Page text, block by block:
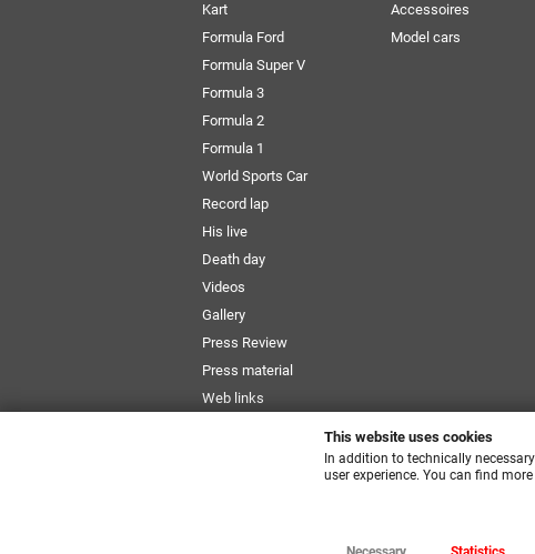
Kart
Formula Ford
Formula Super V
Formula 3
Formula 2
Formula 1
World Sports Car
Record lap
His live
Death day
Videos
Gallery
Press Review
Press material
Web links
Accessoires
Model cars
This website uses cookies
In addition to technically
user experience. You can find